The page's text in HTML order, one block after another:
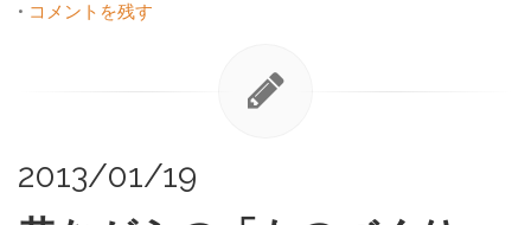
• コメントを残す
2013/01/19